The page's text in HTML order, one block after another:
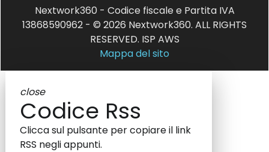
Nextwork360 - Codice fiscale e Partita IVA
13868590962 - © 2026 Nextwork360. ALL RIGHTS
RESERVED. ISP AWS
Mappa del sito
close
Codice Rss
Clicca sul pulsante per copiare il link
RSS negli appunti.